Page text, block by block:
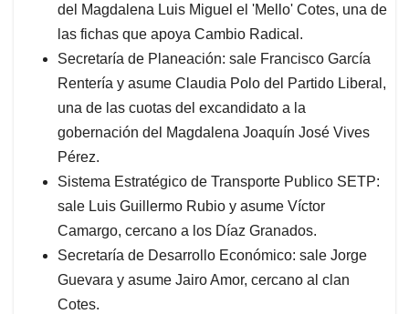
del Magdalena Luis Miguel el 'Mello' Cotes, una de
las fichas que apoya Cambio Radical.
Secretaría de Planeación: sale Francisco García
Rentería y asume Claudia Polo del Partido Liberal,
una de las cuotas del excandidato a la
gobernación del Magdalena Joaquín José Vives
Pérez.
Sistema Estratégico de Transporte Publico SETP:
sale Luis Guillermo Rubio y asume Víctor
Camargo, cercano a los Díaz Granados.
Secretaría de Desarrollo Económico: sale Jorge
Guevara y asume Jairo Amor, cercano al clan
Cotes.